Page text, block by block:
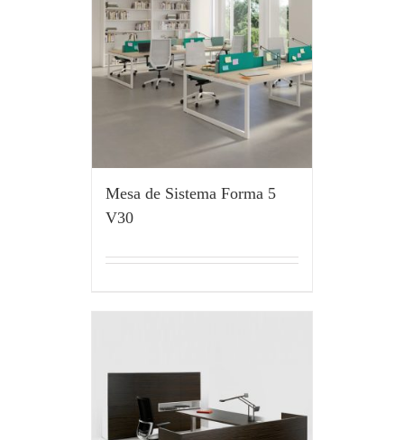
Mesa de Sistema Forma 5
V30